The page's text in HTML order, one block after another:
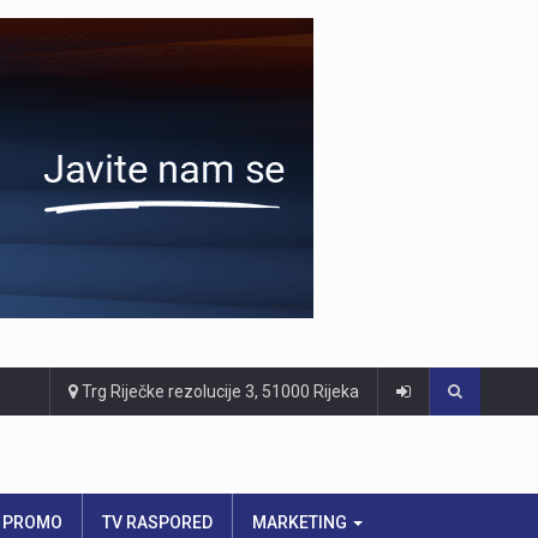
Trg Riječke rezolucije 3, 51000 Rijeka
PROMO TV RASPORED MARKETING